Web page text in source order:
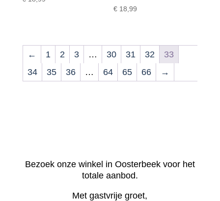
€ 18,99
← 1 2 3 … 30 31 32
33
34
35 36 … 64 65 66 →
Bezoek onze winkel in Oosterbeek voor het
totale aanbod.
Met gastvrije groet,